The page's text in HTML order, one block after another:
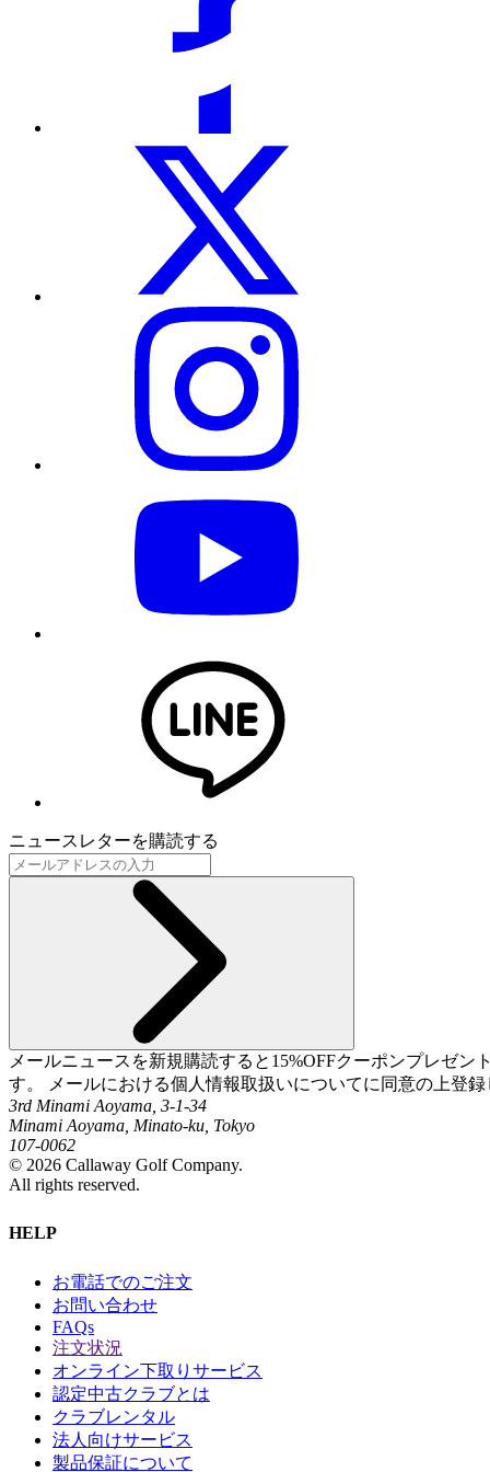
ニュースレターを購読する
メールニュースを新規購読すると15%OFFクーポンプレゼ
す。 メールにおける個人情報取扱いについてに同意の上登
3rd Minami Aoyama, 3-1-34
Minami Aoyama, Minato-ku, Tokyo
107-0062
© 2026 Callaway Golf Company.
All rights reserved.
HELP
お電話でのご注文
お問い合わせ
FAQs
注文状況
オンライン下取りサービス
認定中古クラブとは
クラブレンタル
法人向けサービス
製品保証について